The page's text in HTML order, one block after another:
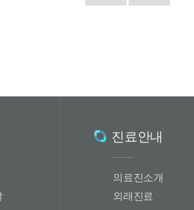
진료안내
의료진소개
외래진료